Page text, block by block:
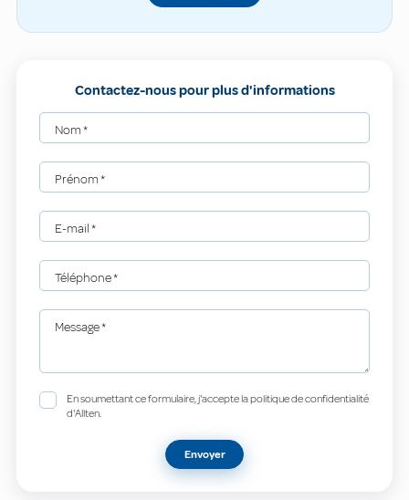
Contactez-nous pour plus d'informations
Nom*
Prénom*
E-mail*
Téléphone*
Message*
En soumettant ce formulaire, j'accepte la politique de confidentialité
d'Allten.
Envoyer